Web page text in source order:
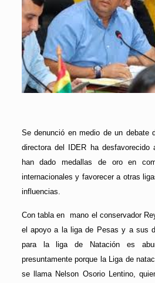
Se denunció en medio de un debate
directora del IDER ha
han dado medallas de oro en
internacionales y favorecer a otras
influencias.
Con tabla en mano el conservador
el apoyo a la liga de Pesas y a sus
para la liga de Natación es
presuntamente porque la Liga de
se llama Nelson Osorio Lentino,